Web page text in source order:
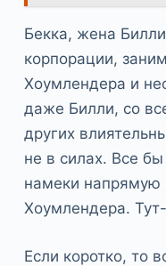
Бекка, жена
корпорации,
Хоумлендера и
даже Билли, со
других
не в силах. Все
намеки напрямую
Хоумлендера.
Если коротко, то